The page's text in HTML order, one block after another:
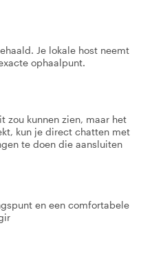
Je lokale host neemt
ophaalpunt.
zou kunnen zien, maar het
kun je direct chatten met
te doen die aansluiten
en een comfortabele